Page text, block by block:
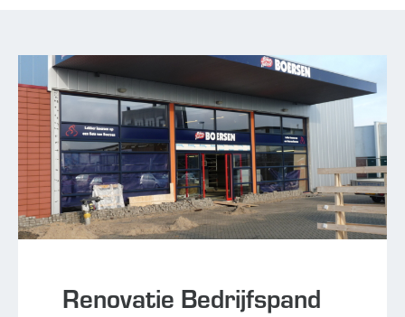
Renovatie Bedrijfspand